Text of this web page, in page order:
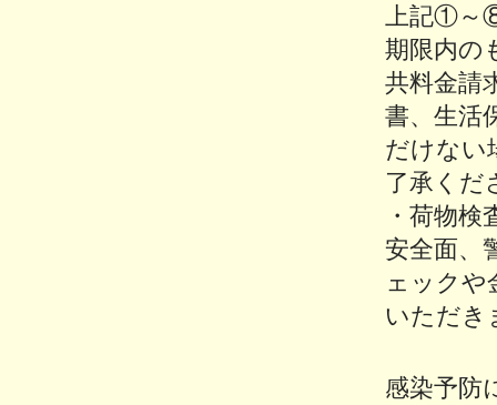
上記①～
期限内の
共料金請
書、生活
だけない
了承くだ
・荷物
安全面、
ェックや
いただき
感染予防